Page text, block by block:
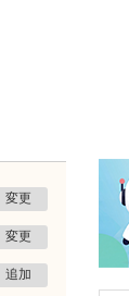
変更
変更
追加